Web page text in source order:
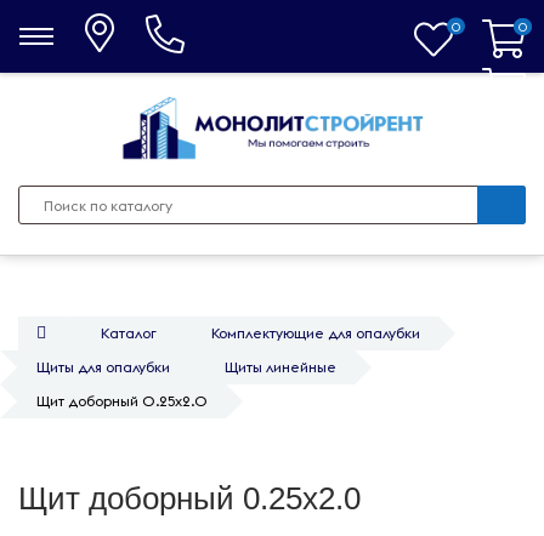
0 0
0
Каталог
Комплектующие для опалубки
Щиты для опалубки
Щиты линейные
Щит доборный 0.25x2.0
Щит доборный 0.25x2.0